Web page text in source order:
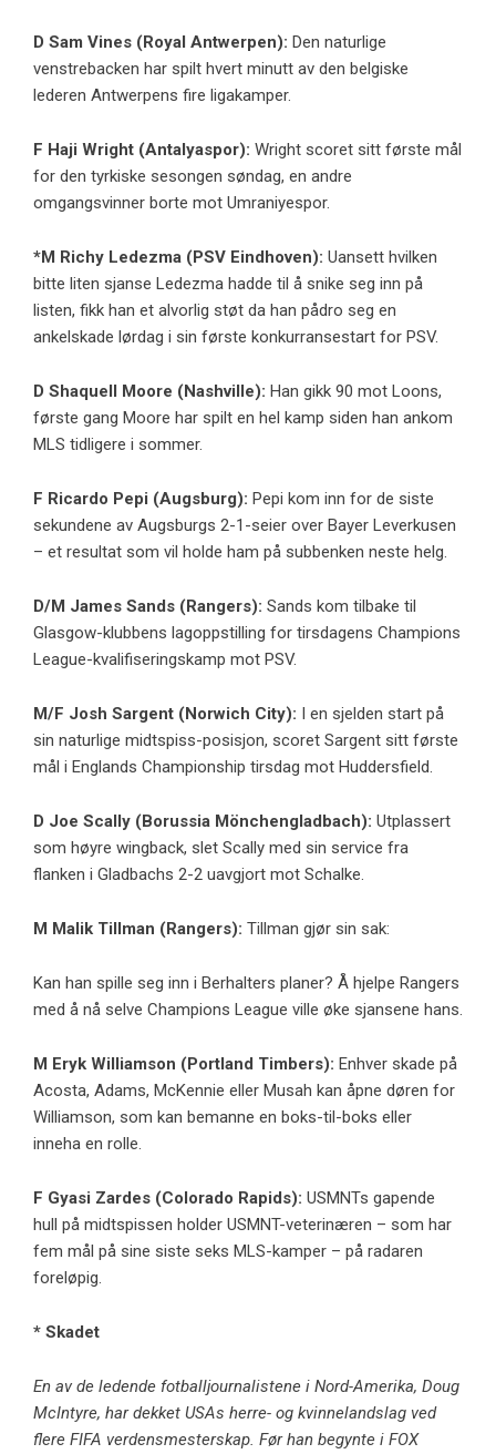
D Sam Vines (Royal Antwerpen): Den naturlige
venstrebacken har spilt hvert minutt av den belgiske
lederen Antwerpens fire ligakamper.
F Haji Wright (Antalyaspor): Wright scoret sitt første mål
for den tyrkiske sesongen søndag, en andre
omgangsvinner borte mot Umraniyespor.
*M Richy Ledezma (PSV Eindhoven): Uansett hvilken
bitte liten sjanse Ledezma hadde til å snike seg inn på
listen, fikk han et alvorlig støt da han pådro seg en
ankelskade lørdag i sin første konkurransestart for PSV.
D Shaquell Moore (Nashville): Han gikk 90 mot Loons,
første gang Moore har spilt en hel kamp siden han ankom
MLS tidligere i sommer.
F Ricardo Pepi (Augsburg): Pepi kom inn for de siste
sekundene av Augsburgs 2-1-seier over Bayer Leverkusen
– et resultat som vil holde ham på subbenken neste helg.
D/M James Sands (Rangers): Sands kom tilbake til
Glasgow-klubbens lagoppstilling for tirsdagens Champions
League-kvalifiseringskamp mot PSV.
M/F Josh Sargent (Norwich City): I en sjelden start på
sin naturlige midtspiss-posisjon, scoret Sargent sitt første
mål i Englands Championship tirsdag mot Huddersfield.
D Joe Scally (Borussia Mönchengladbach): Utplassert
som høyre wingback, slet Scally med sin service fra
flanken i Gladbachs 2-2 uavgjort mot Schalke.
M Malik Tillman (Rangers): Tillman gjør sin sak:
Kan han spille seg inn i Berhalters planer? Å hjelpe Rangers
med å nå selve Champions League ville øke sjansene hans.
M Eryk Williamson (Portland Timbers): Enhver skade på
Acosta, Adams, McKennie eller Musah kan åpne døren for
Williamson, som kan bemanne en boks-til-boks eller
inneha en rolle.
F Gyasi Zardes (Colorado Rapids): USMNTs gapende
hull på midtspissen holder USMNT-veterinæren – som har
fem mål på sine siste seks MLS-kamper – på radaren
foreløpig.
* Skadet
En av de ledende fotballjournalistene i Nord-Amerika, Doug
McIntyre, har dekket USAs herre- og kvinnelandslag ved
flere FIFA verdensmesterskap. Før han begynte i FOX